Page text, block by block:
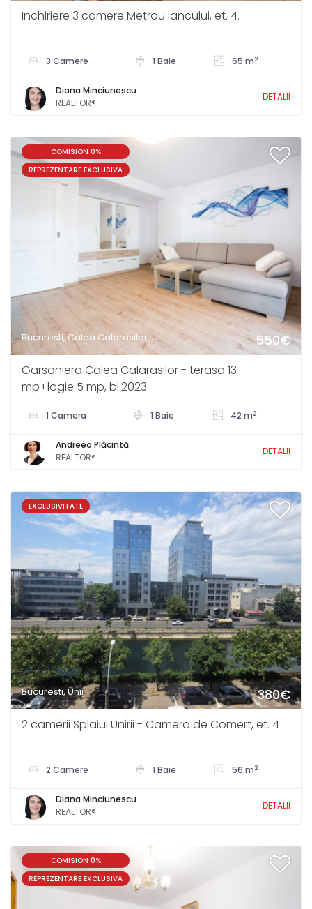
Inchiriere 3 camere Metrou Iancului, et. 4.
3 Camere 1 Baie 65 m2
Diana Minciunescu
REALTOR®
DETALII
COMISION 0%
REPREZENTARE EXCLUSIVA
Bucuresti, Calea Calarasilor 550€
Garsoniera Calea Calarasilor - terasa 13
mp+logie 5 mp, bl.2023
1 Camera 1 Baie 42 m2
Andreea Plăcintă
REALTOR®
DETALII
EXCLUSIVITATE
Bucuresti, Unirii 380€
2 camerii Splaiul Unirii - Camera de Comert, et. 4
2 Camere 1 Baie 56 m2
Diana Minciunescu
REALTOR®
DETALII
COMISION 0%
REPREZENTARE EXCLUSIVA